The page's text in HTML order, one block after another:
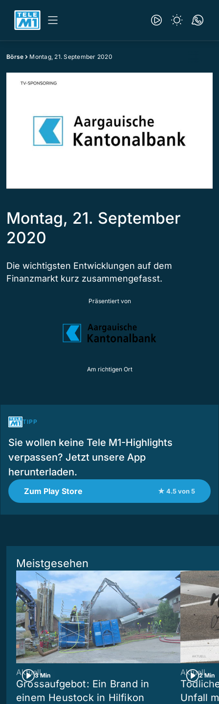
Börse Montag, 21. September 2020
Montag, 21. September
2020
Die wichtigsten Entwicklungen auf dem
Finanzmarkt kurz zusammengefasst.
Präsentiert von
Am richtigen Ort
TIPP
Sie wollen keine Tele M1-Highlights
verpassen? Jetzt unsere App
herunterladen.
Zum Play Store ★ 4.5 von 5
Meistgesehen
3 Min
Aktuell
Grossaufgebot: Ein Brand in
einem Heustock in Hilfikon
2 Min
Aktuell
Unfall